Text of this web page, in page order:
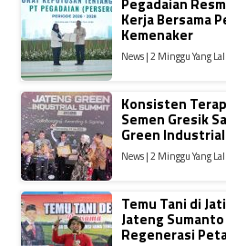
Kerja Bersama
Kemenaker
News | 2 Minggu Yang
Konsisten
Semen Gresik
Green
News | 2 Minggu Yang
Temu Tani di
Jateng
Regenerasi